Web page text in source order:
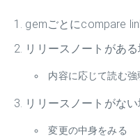
gemごとにcompare
リリースノートがある
内容に応じて読む強
リリースノートがない
変更の中身をみる